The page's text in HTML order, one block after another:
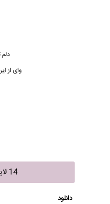
وای از
14 لایک
دانلود